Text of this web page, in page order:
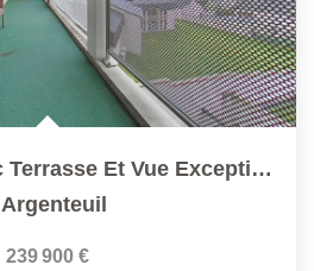
Appartement Avec Terrasse Et Vue Exceptionnelle Tour Eiffel...
Argenteuil
239 900 €